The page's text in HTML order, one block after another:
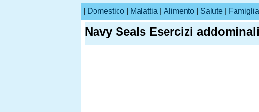
Domestico Malattia Alimento Salute Famiglia
Navy Seals Esercizi addominali